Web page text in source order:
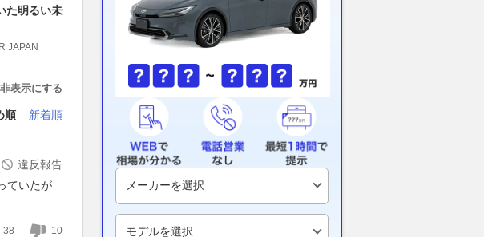
た明るい未
JAPAN
う認識になっている証拠」
motorsport.com 日本版 2026.08.09 レスポンス
表示にする
順 新着順
違反報告
ていたが
38 10